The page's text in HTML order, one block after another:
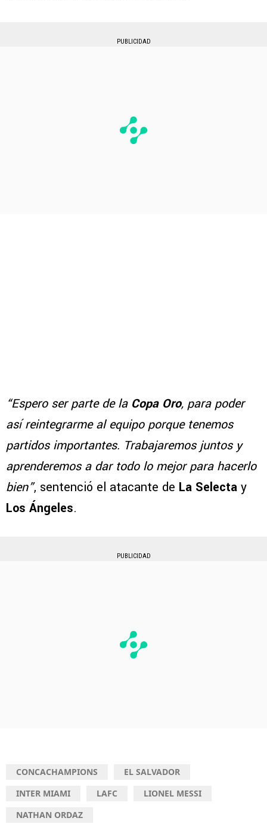
PUBLICIDAD
“Espero ser parte de la Copa Oro, para poder
así reintegrarme al equipo porque tenemos
partidos importantes. Trabajaremos juntos y
aprenderemos a dar todo lo mejor para hacerlo
bien”, sentenció el atacante de La Selecta y
Los Ángeles.
PUBLICIDAD
CONCACHAMPIONS
EL SALVADOR
INTER MIAMI
LAFC
LIONEL MESSI
NATHAN ORDAZ